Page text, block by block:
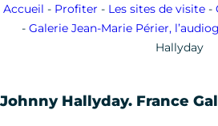
Accueil - Profiter - Les sites de visite -
- Galerie Jean-Marie Périer,
Hallyday
Johnny Hallyday. France